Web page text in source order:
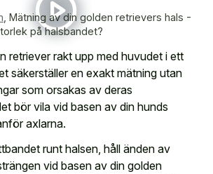
Mätning av din golden retrievers hals -
på halsbandet?
retriever rakt upp med huvudet i ett
säkerställer en exakt mätning utan
som orsakas av deras
bör vila vid basen av din hunds
axlarna.
runt halsen, håll änden av
vid basen av din golden